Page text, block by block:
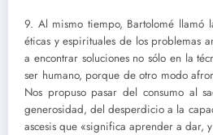
9. Al mismo tiempo, Bartolomé llamó
éticas y espirituales de los problemas
a encontrar soluciones no sólo en la
ser humano, porque de otro modo
Nos propuso pasar del consumo al
generosidad, del desperdicio a la
ascesis que «significa aprender a dar,